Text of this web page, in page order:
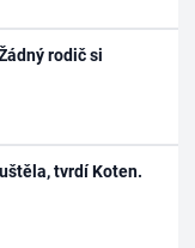
rodič si
tvrdí Koten.